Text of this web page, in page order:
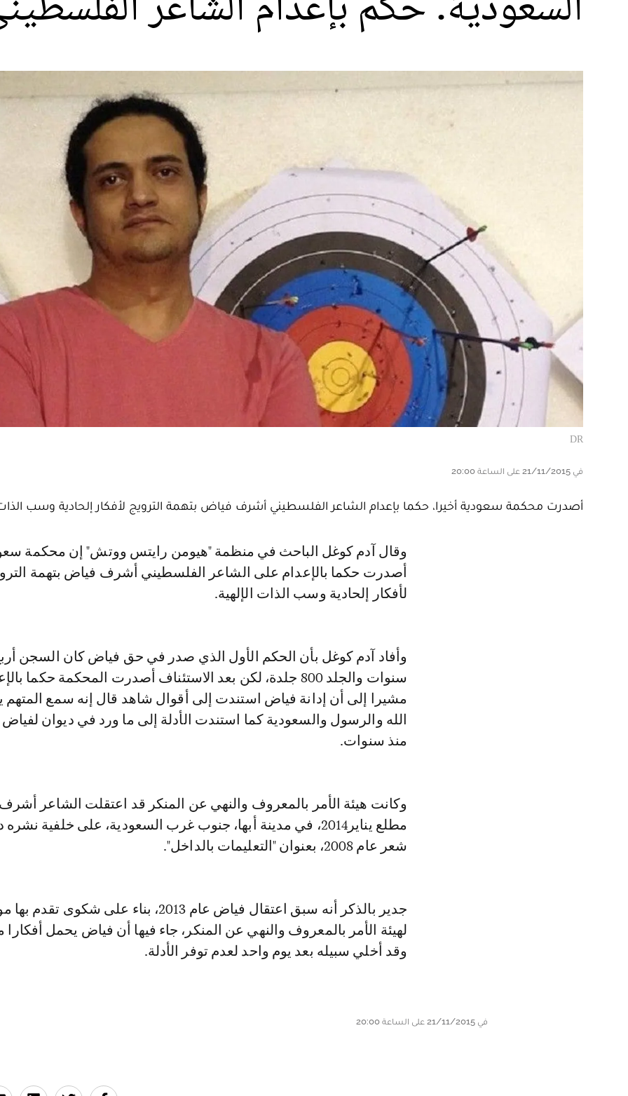
DR
في 21/11/2015 على الساعة 20:00
أصدرت محكمة سعودية أخيرا، حكما بإعدام الشاعر الفلسطيني أشرف فياض بتهمة الترويج لأفكار إلحادية وسب الذات
وقال آدم كوغل الباحث في منظمة "هيومن رايتس ووتش" إن محكمة سعودية
أصدرت حكما بالإعدام على الشاعر الفلسطيني أشرف فياض بتهمة
لأفكار إلحادية وسب الذات الإلهية.
وأفاد آدم كوغل بأن الحكم الأول الذي صدر في حق فياض كان السجن
سنوات والجلد 800 جلدة، لكن بعد الاستئناف أصدرت المحكمة حكما
مشيرا إلى أن إدانة فياض استندت إلى أقوال شاهد قال إنه سمع
الله والرسول والسعودية كما استندت الأدلة إلى ما ورد في ديوان
منذ سنوات.
وكانت هيئة الأمر بالمعروف والنهي عن المنكر قد اعتقلت الشاعر
مطلع يناير2014، في مدينة أبها، جنوب غرب السعودية، على خلفية
شعر عام 2008، بعنوان "التعليمات بالداخل".
جدير بالذكر أنه سبق اعتقال فياض عام 2013، بناء على شكوى
لهيئة الأمر بالمعروف والنهي عن المنكر، جاء فيها أن فياض يحمل أفكارا
وقد أخلي سبيله بعد يوم واحد لعدم توفر الأدلة.
في 21/11/2015 على الساعة 20:00